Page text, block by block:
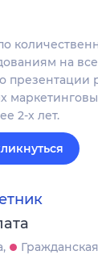
на
презентации
2-х лет.
Гражданская